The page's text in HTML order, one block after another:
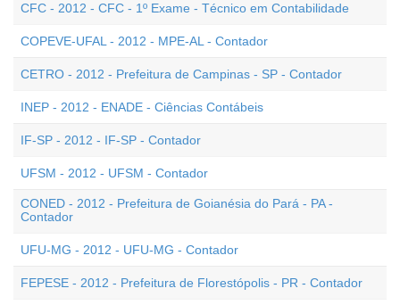
CFC - 2012 - CFC - 1º Exame - Técnico em Contabilidade
COPEVE-UFAL - 2012 - MPE-AL - Contador
CETRO - 2012 - Prefeitura de Campinas - SP - Contador
INEP - 2012 - ENADE - Ciências Contábeis
IF-SP - 2012 - IF-SP - Contador
UFSM - 2012 - UFSM - Contador
CONED - 2012 - Prefeitura de Goianésia do Pará - PA -
Contador
UFU-MG - 2012 - UFU-MG - Contador
FEPESE - 2012 - Prefeitura de Florestópolis - PR - Contador